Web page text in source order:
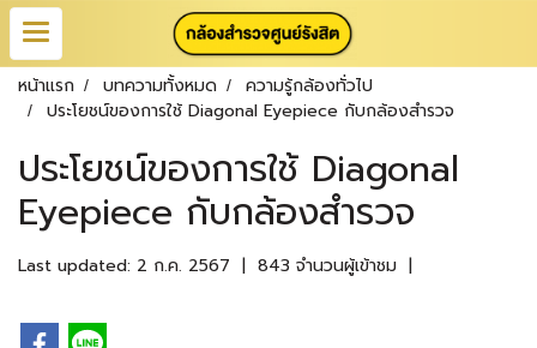
หน้าแรก บทความทั้งหมด
ความรู้กล้องทั่วไป
ประโยชน์ของการใช้ Diagonal Eyepiece กับกล้องสำรวจ
ประโยชน์ของการใช้ Diagonal
Eyepiece กับกล้องสำรวจ
Last updated: 2 ก.ค. 2567 | 843 จำนวนผู้เข้าชม |